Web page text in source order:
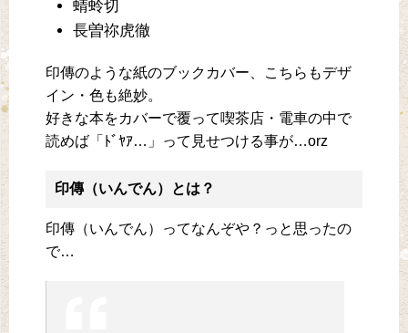
蜻蛉切
長曽祢虎徹
印傳のような紙のブックカバー、こちらもデザ
イン・色も絶妙。
好きな本をカバーで覆って喫茶店・電車の中で
読めば「ﾄﾞﾔｱ…」って見せつける事が…orz
印傳（いんでん）とは？
印傳（いんでん）ってなんぞや？っと思ったの
で…